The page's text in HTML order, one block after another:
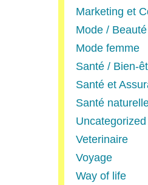
Marketing et
Mode / Beauté
Mode femme
Santé / Bien-
Santé et
Santé
Uncategorized
Veterinaire
Voyage
Way of life